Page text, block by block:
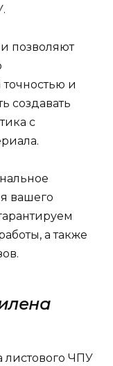
позволяют
и
создавать
с
вашего
а также
листового ЧПУ